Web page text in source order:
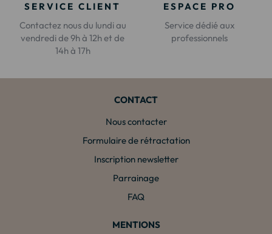
SERVICE CLIENT
Contactez nous du lundi au
vendredi de 9h à 12h et de
14h à 17h
ESPACE PRO
Service dédié aux
professionnels
CONTACT
Nous contacter
Formulaire de rétractation
Inscription newsletter
Parrainage
FAQ
MENTIONS